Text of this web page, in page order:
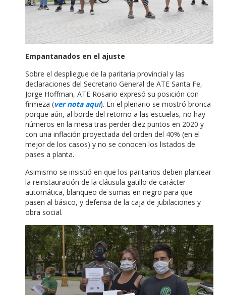
Empantanados en el ajuste
Sobre el despliegue de la paritaria provincial y las
declaraciones del Secretario General de ATE Santa Fe,
Jorge Hoffman, ATE Rosario expresó su posición con
firmeza (ver nota aquí). En el plenario se mostró bronca
porque aún, al borde del retorno a las escuelas, no hay
números en la mesa tras perder diez puntos en 2020 y
con una inflación proyectada del orden del 40% (en el
mejor de los casos) y no se conocen los listados de
pases a planta.
Asimismo se insistió en que los paritarios deben plantear
la reinstauración de la cláusula gatillo de carácter
automática, blanqueo de sumas en negro para que
pasen al básico, y defensa de la caja de jubilaciones y
obra social.